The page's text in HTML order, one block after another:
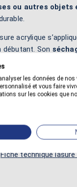
ou autres objets
acrylique
débutant. Son
toutes vos
Tutos sur la lasure bois
Fiche technique
les données de
et vous faire
sur les cookies que